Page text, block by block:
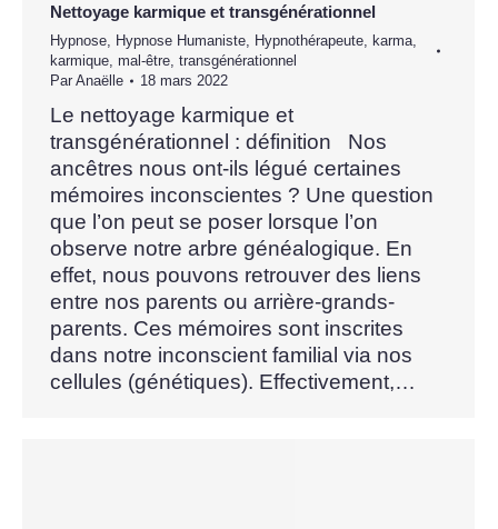
Nettoyage karmique et transgénérationnel
Hypnose Hypnose Humaniste Hypnothérapeute karma
karmique mal-être transgénérationnel
Par Anaëlle 18 mars 2022
Le nettoyage karmique et
transgénérationnel : définition Nos
ancêtres nous ont-ils légué certaines
mémoires inconscientes ? Une question
que l’on peut se poser lorsque l’on
observe notre arbre généalogique. En
effet, nous pouvons retrouver des liens
entre nos parents ou arrière-grands-
parents. Ces mémoires sont inscrites
dans notre inconscient familial via nos
cellules (génétiques). Effectivement,…